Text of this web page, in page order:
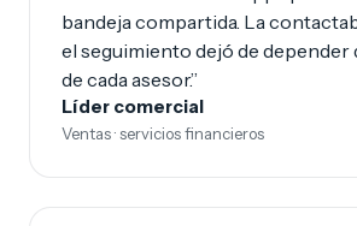
bandeja compartida. La
el seguimiento dejó de depender
de cada asesor.”
Líder comercial
Ventas · servicios financieros